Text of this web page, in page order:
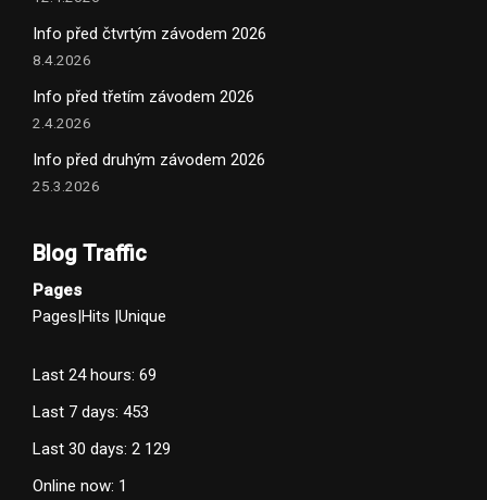
Info před čtvrtým závodem 2026
8.4.2026
Info před třetím závodem 2026
2.4.2026
Info před druhým závodem 2026
25.3.2026
Blog Traffic
Pages
Pages|Hits |Unique
Last 24 hours: 69
Last 7 days: 453
Last 30 days: 2 129
Online now: 1